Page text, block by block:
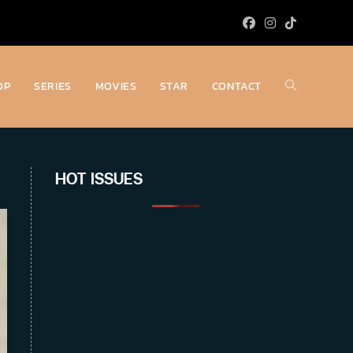
SERIES MOVIES STAR CONTACT Toggle
HOT ISSUES